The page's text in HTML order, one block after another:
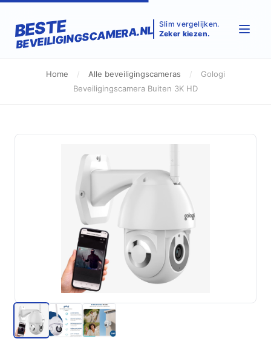
BESTE
BEVEILIGINGSCAMERA.NL Slim vergelijken.
Zeker kiezen.
Home / Alle beveiligingscameras /
Gologi
Beveiligingscamera Buiten 3K HD